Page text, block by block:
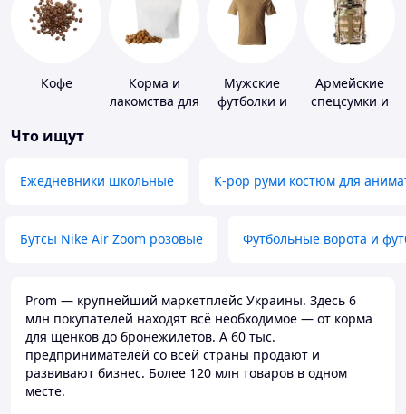
Кофе
Корма и
лакомства для
Мужские
футболки и
Армейские
спецсумки и
Что ищут
Ежедневники школьные K-pop руми костюм для
Бутсы Nike Air Zoom розовые Футбольные ворота и
Prom — крупнейший маркетплейс Украины. Здесь 6
млн покупателей находят всё необходимое — от корма
для щенков до бронежилетов. А 60 тыс.
предпринимателей со всей страны продают и
развивают бизнес. Более 120 млн товаров в одном
месте.